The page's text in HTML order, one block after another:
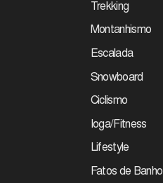
Trekking
Montanhismo
Escalada
Snowboard
Ciclismo
Ioga/Fitness
Lifestyle
Fatos de Banho